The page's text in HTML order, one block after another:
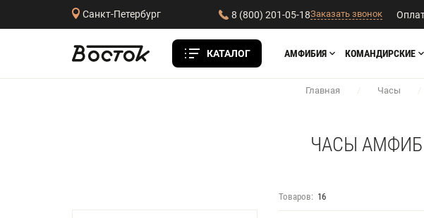
Санкт-Петербург 8 (800) 201-05-18Заказать звонок
КАТАЛОГ АМФИБИЯ КОМАНДИРСКИЕ
Главная / Часы /
ЧАСЫ
Товаров: 16